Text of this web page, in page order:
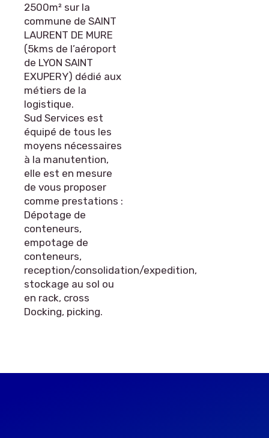
2500m² sur la
commune de SAINT
LAURENT DE MURE
(5kms de l’aéroport
de LYON SAINT
EXUPERY) dédié aux
métiers de la
logistique.
Sud Services est
équipé de tous les
moyens nécessaires
à la manutention,
elle est en mesure
de vous proposer
comme prestations :
Dépotage de
conteneurs,
empotage de
conteneurs,
reception/consolidation/expedition,
stockage au sol ou
en rack, cross
Docking, picking.